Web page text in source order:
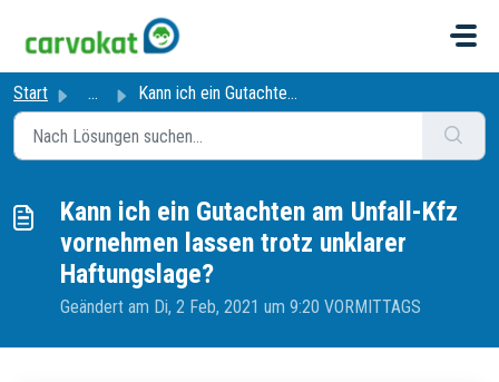
Start ... Kann ich ein Gutachten am Unfall-Kfz vornehmen lassen tro...
Kann ich ein Gutachten am Unfall-Kfz
vornehmen lassen trotz unklarer
Haftungslage?
Geändert am Di, 2 Feb, 2021 um 9:20 VORMITTAGS